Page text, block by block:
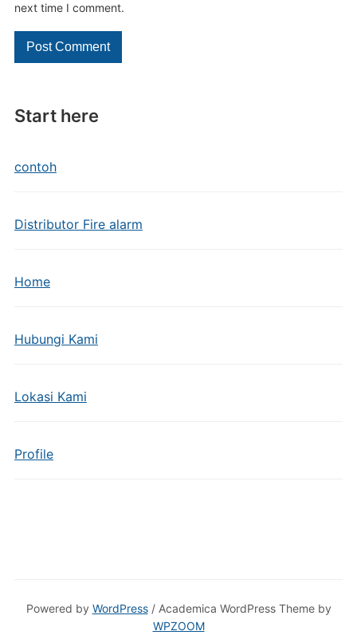
Start here
contoh
Distributor Fire alarm
Home
Hubungi Kami
Lokasi Kami
Profile
next time I comment.
Powered by WordPress/ Academica WordPress Theme by
WPZOOM